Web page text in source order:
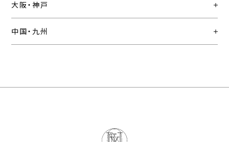
大阪・神戸
中国・九州